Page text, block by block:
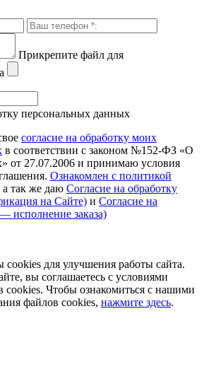
Прикрепите файл для
персональных данных
согласие на обработку моих
в соответствии с законом №152-ФЗ «О
от 27.07.2006 и принимаю условия
Ознакомлен с политикой
а так же даю Согласие на обработку
на Сайте) и Согласие на
исполнение заказа)
для улучшения работы сайта.
вы соглашаетесь с условиями
cookies. Чтобы ознакомиться с нашими
файлов cookies, нажмите здесь.